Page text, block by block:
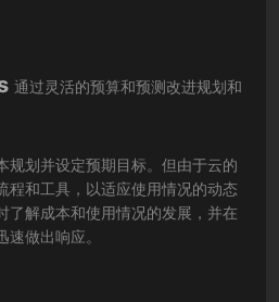
通过灵活的预算和预测改进规划和
规划并设定预期目标。但由于云的
程和工具，以适应使用情况的动态
了解成本和使用情况的发展，并在
做出响应。